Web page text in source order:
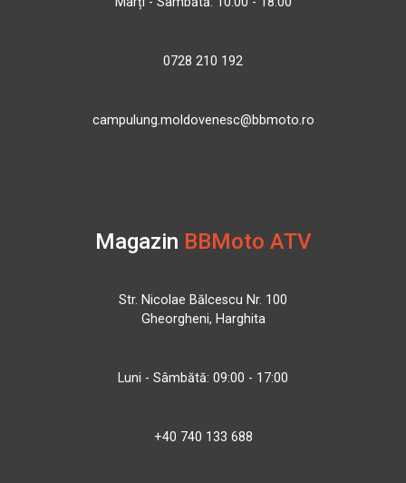
0728 210 192
campulung.moldovenesc@bbmoto.ro
Magazin BBMoto ATV
Str. Nicolae Bălcescu Nr. 100
Gheorgheni, Harghita
Luni - Sâmbătă: 09:00 - 17:00
+40 740 133 688